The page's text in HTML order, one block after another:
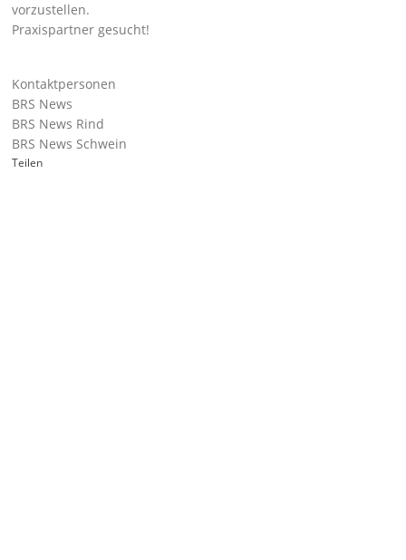
vorzustellen.
Praxispartner gesucht!
Kontaktpersonen
BRS News
BRS News Rind
BRS News Schwein
Teilen